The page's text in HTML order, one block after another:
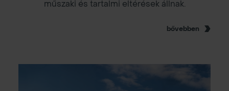
műszaki és tartalmi eltérések állnak.
bővebben